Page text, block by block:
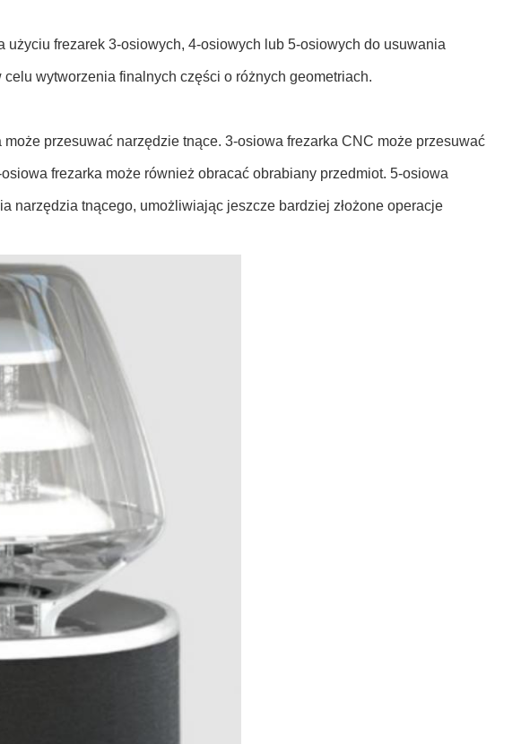
frezarek 3-osiowych, 4-osiowych lub 5-osiowych do usuwania
wytworzenia finalnych części o różnych geometriach.
przesuwać narzędzie tnące. 3-osiowa frezarka CNC może przesuwać
frezarka może również obracać obrabiany przedmiot. 5-osiowa
narzędzia tnącego, umożliwiając jeszcze bardziej złożone operacje